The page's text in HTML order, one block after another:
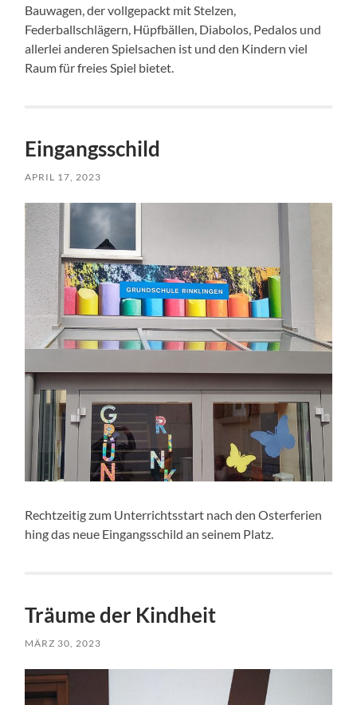
Bauwagen, der vollgepackt mit Stelzen,
Federballschlägern, Hüpfbällen, Diabolos, Pedalos und
allerlei anderen Spielsachen ist und den Kindern viel
Raum für freies Spiel bietet.
Eingangsschild
APRIL 17, 2023
Rechtzeitig zum Unterrichtsstart nach den Osterferien
hing das neue Eingangsschild an seinem Platz.
Träume der Kindheit
MÄRZ 30, 2023